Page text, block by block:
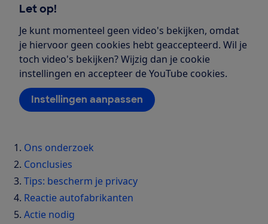
Let op!
Je kunt momenteel geen video's bekijken, omdat
je hiervoor geen cookies hebt geaccepteerd. Wil je
toch video's bekijken? Wijzig dan je cookie
instellingen en accepteer de YouTube cookies.
Instellingen aanpassen
Ons onderzoek
Conclusies
Tips: bescherm je privacy
Reactie autofabrikanten
Actie nodig